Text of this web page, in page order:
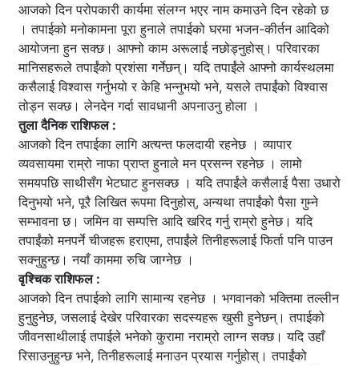
आजको दिन परोपकारी कार्यमा संलग्न भएर नाम कमाउने दिन रहेको छ
। तपाईको मनोकामना पूरा हुनाले तपाईको घरमा भजन-कीर्तन आदिको
आयोजना हुन सक्छ। आफ्नो काम अरूलाई नछोड्नुहोस्। परिवारका
मानिसहरूले तपाईंको प्रशंसा गर्नेछन्। यदि तपाईंले आफ्नो कार्यस्थलमा
कसैलाई विश्वास गर्नुभयो र केहि भन्नुभयो भने, यसले तपाईंको विश्वास
तोड्न सक्छ। लेनदेन गर्दा सावधानी अपनाउनु होला ।
तुला दैनिक राशिफल :
आजको दिन तपाईका लागि अत्यन्त फलदायी रहनेछ । व्यापार
व्यवसायमा राम्रो नाफा प्राप्त हुनाले मन प्रसन्न रहनेछ । लामो
समयपछि साथीसँग भेटघाट हुनसक्छ । यदि तपाईंले कसैलाई पैसा उधारो
दिनुभयो भने, पूरै लिखित रूपमा दिनुहोस्, अन्यथा तपाईंको पैसा गुम्ने
सम्भावना छ। जमिन वा सम्पत्ति आदि खरिद गर्नु राम्रो हुनेछ। यदि
तपाईंको मनपर्ने चीजहरू हराएमा, तपाईंले तिनीहरूलाई फिर्ता पनि पाउन
सक्नुहुन्छ। नयाँ काममा रुचि जाग्नेछ ।
वृश्चिक राशिफल :
आजको दिन तपाईको लागि सामान्य रहनेछ । भगवानको भक्तिमा तल्लीन
हुनुहुनेछ, जसलाई देखेर परिवारका सदस्यहरू खुसी हुनेछन्। तपाईको
जीवनसाथीलाई तपाईले भनेको कुरामा नराम्रो लाग्न सक्छ। यदि उहाँ
रिसाउनुहुन्छ भने, तिनीहरूलाई मनाउन प्रयास गर्नुहोस्। तपाईंको